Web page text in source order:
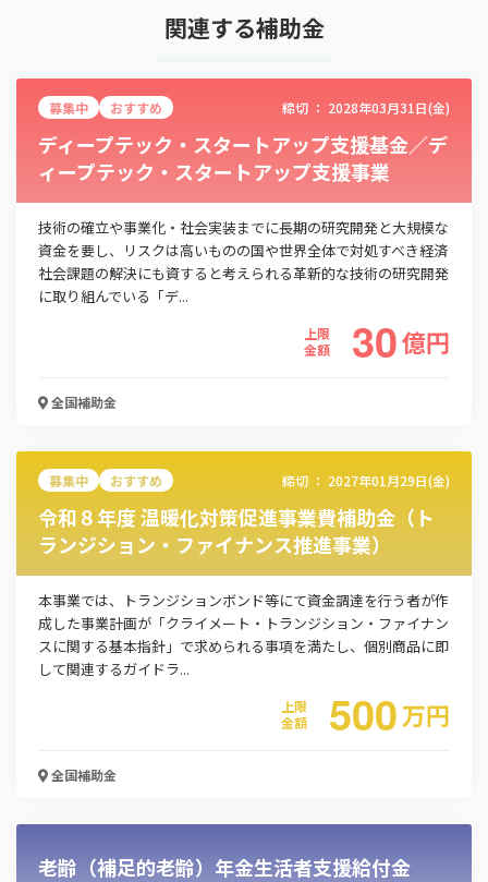
この補助金の情報をPDFダウンロード
人材確保等支援助成金 （テレワークコース）
お名前
関連する補助金
募集中 おすすめ 締切 ： 2028年03月31日(金)
ディープテック・スタートアップ支援基金／デ
ィープテック・スタートアップ支援事業
技術の確立や事業化・社会実装までに長期の研究開発と大規模な
資金を要し、リスクは高いものの国や世界全体で対処すべき経済
社会課題の解決にも資すると考えられる革新的な技術の研究開発
に取り組んでいる「デ...
上限
金額
30億円
全国補助金
募集中 おすすめ 締切 ： 2027年01月29日(金)
令和８年度 温暖化対策促進事業費補助金（ト
ランジション・ファイナンス推進事業）
本事業では、トランジションボンド等にて資金調達を行う者が作
成した事業計画が「クライメート・トランジション・ファイナン
スに関する基本指針」で求められる事項を満たし、個別商品に即
して関連するガイドラ...
上限
金額
500万円
全国補助金
老齢（補足的老齢）年金生活者支援給付金